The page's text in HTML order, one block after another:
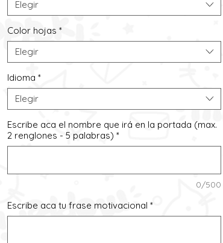
Elegir
Color hojas *
Elegir
Idioma *
Elegir
Escribe aca el nombre que irá en la portada (max.
2 renglones - 5 palabras) *
0/500
Escribe aca tu frase motivacional *